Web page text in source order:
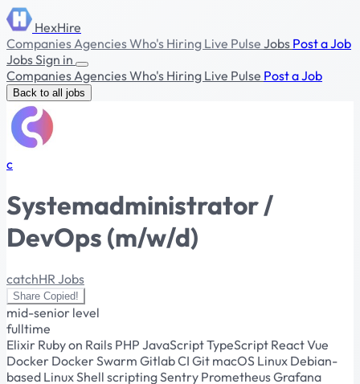
HexHire
CompaniesAgenciesWho's Hiring Live Pulse Jobs Post a Job
JobsSign in
CompaniesAgenciesWho's Hiring Live Pulse Post a Job
Back to all jobs
c
Systemadministrator /
DevOps (m/w/d)
catchHR Jobs
Share Copied!
mid-senior level
fulltime
Elixir Ruby on Rails PHP JavaScriptTypeScript ReactVue
Docker Docker Swarm Gitlab CI Git macOS Linux Debian-
based LinuxShell scriptingSentry PrometheusGrafana